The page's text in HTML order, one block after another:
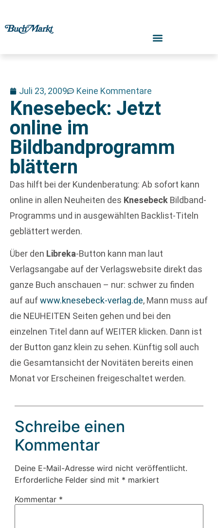
Juli 23, 2009 Keine Kommentare
Knesebeck: Jetzt
online im
Bildbandprogramm
blättern
Das hilft bei der Kundenberatung: Ab sofort kann
online in allen Neuheiten des Knesebeck Bildband-
Programms und in ausgewählten Backlist-Titeln
geblättert werden.
Über den Libreka-Button kann man laut
Verlagsangabe auf der Verlagswebsite direkt das
ganze Buch anschauen – nur: schwer zu finden
auf aufwww.knesebeck-verlag.de, Mann muss auf
die NEUHEITEN Seiten gehen und bei den
einzelnen Titel dann auf WEITER klicken. Dann ist
der Button ganz klein zu sehen. Künftig soll auch
die Gesamtansicht der Novitäten bereits einen
Monat vor Erscheinen freigeschaltet werden.
Schreibe einen
Kommentar
Deine E-Mail-Adresse wird nicht veröffentlicht.
Erforderliche Felder sind mit * markiert
Kommentar *